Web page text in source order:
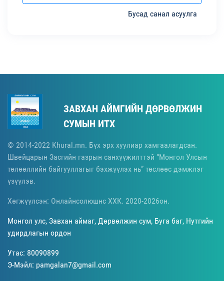
Бусад санал асуулга
ЗАВХАН АЙМГИЙН ДӨРВӨЛЖИН
СУМЫН ИТХ
© 2014-2022 Khural.mn. Бүх эрх хуулиар хамгаалагдсан.
Швейцарын Засгийн газрын санхүүжилттэй “Монгол Улсын
төлөөллийн байгууллагыг бэхжүүлэх нь” төслөөс дэмжлэг
үзүүлэв.
Хөгжүүлсэн: Онлайнсолюшнс ХХК. 2020-2026он.
Монгол улс, Завхан аймаг, Дөрвөлжин сум, Буга баг, Нутгийн
удирдлагын ордон
Утас: 80090899
Э-Мэйл: pamgalan7@gmail.com